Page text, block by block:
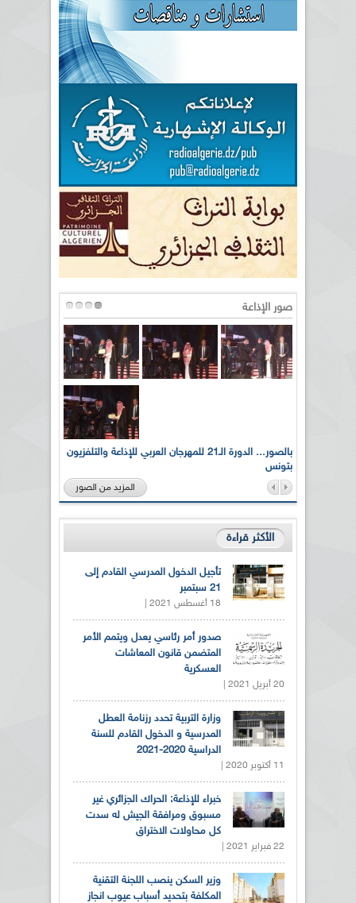
صور الإذاعة
بالصور... الدورة الـ21 للمهرجان العربي للإذاعة والتلفزيون
بتونس
المزيد من الصور
الأكثر قراءة
تأجيل الدخول المدرسي القادم إلى
21 سبتمبر
18 أغسطس 2021 |
صدور أمر رئاسي يعدل ويتمم الأمر
المتضمن قانون المعاشات
العسكرية
20 أبريل 2021 |
وزارة التربية تحدد رزنامة العطل
المدرسية و الدخول القادم للسنة
الدراسية 2020-2021
11 أكتوبر 2020 |
خبراء للإذاعة: الحراك الجزائري غير
مسبوق ومرافقة الجيش له سدت
كل محاولات الاختراق
22 فبراير 2021 |
وزير السكن ينصب اللجنة التقنية
المكلفة بتحديد أسباب عيوب انجاز